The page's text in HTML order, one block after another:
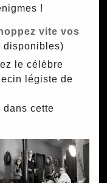
!
vite vos
disponibles)
le célèbre
légiste de
dans cette